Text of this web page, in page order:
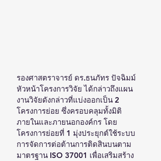
รองศาสตราจารย์ ดร.ธนภัทร ปัจฉิมม์
หัวหน้าโครงการวิจัย ได้กล่าวถึงแผน
งานวิจัยดังกล่าวที่แบ่งออกเป็น 2
โครงการย่อย ซึ่งครอบคลุมทั้งมิติ
ภายในและภายนอกองค์กร โดย
โครงการย่อยที่ 1 มุ่งประยุกต์ใช้ระบบ
การจัดการต่อต้านการติดสินบนตาม
มาตรฐาน ISO 37001 เพื่อเสริมสร้าง